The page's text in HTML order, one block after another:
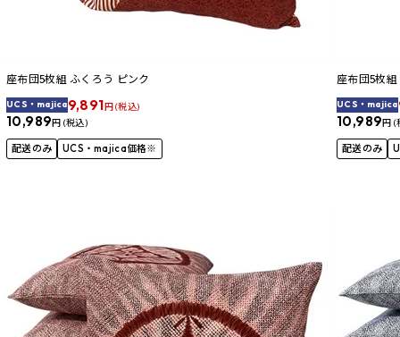
座布団5枚組 ふくろう ピンク
UCS・majica9,891円 (税込)
10,989円 (税込)
配送のみ UCS・majica価格※
座布団5枚
UCS・majica
10,989円 (
配送のみ